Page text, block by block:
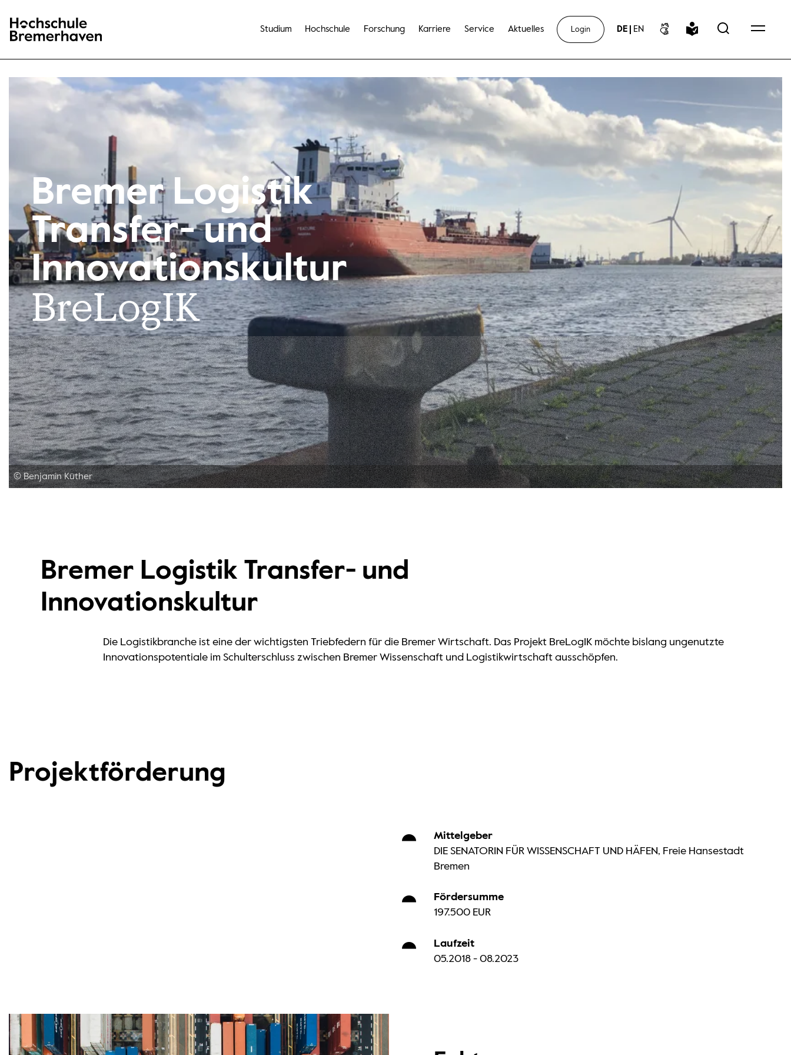
Hochschule Bremerhaven
Studium Hochschule Forschung Karriere Service Aktuelles Login DE EN
© Benjamin Küther
Bremer Logistik
Transfer- und
Innovationskultur
BreLogIK
Bremer Logistik Transfer- und
Innovationskultur
Die Logistikbranche ist eine der wichtigsten Triebfedern für die Bremer Wirtschaft. Das Projekt BreLogIK möchte bislang ungenutzte
Innovationspotentiale im Schulterschluss zwischen Bremer Wissenschaft und Logistikwirtschaft ausschöpfen.
Projektförderung
Mittelgeber
DIE SENATORIN FÜR WISSENSCHAFT UND HÄFEN, Freie Hansestadt
Bremen
Fördersumme
197.500 EUR
Laufzeit
05.2018 - 08.2023